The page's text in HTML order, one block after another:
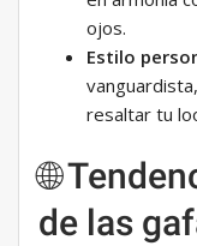
ojos.
Estilo
resaltar tu
🌐
de las